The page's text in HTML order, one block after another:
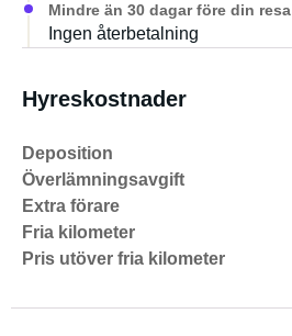
Mindre än 30 dagar före din resa
Ingen återbetalning
Hyreskostnader
Deposition
Överlämningsavgift
Extra förare
Fria kilometer
Pris utöver fria kilometer